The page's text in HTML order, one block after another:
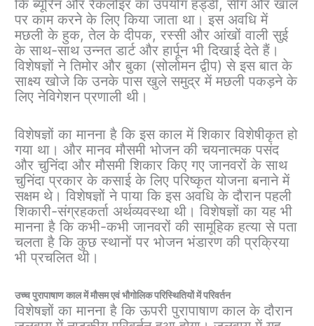
कि ब्यूरिन और रैकलोइर का उपयोग हड्डी, सींग और खाल
पर काम करने के लिए किया जाता था। इस अवधि में
मछली के हुक, तेल के दीपक, रस्सी और आंखों वाली सुई
के साथ-साथ उन्नत डार्ट और हार्पून भी दिखाई देते हैं।
विशेषज्ञों ने तिमोर और बुका (सोलोमन द्वीप) से इस बात के
साक्ष्य खोजे कि उनके पास खुले समुद्र में मछली पकड़ने के
लिए नेविगेशन प्रणाली थी।
विशेषज्ञों का मानना ​​है कि इस काल में शिकार विशेषीकृत हो
गया था। और मानव मौसमी भोजन की चयनात्मक पसंद
और चुनिंदा और मौसमी शिकार किए गए जानवरों के साथ
चुनिंदा प्रकार के कसाई के लिए परिष्कृत योजना बनाने में
सक्षम थे। विशेषज्ञों ने पाया कि इस अवधि के दौरान पहली
शिकारी-संग्रहकर्ता अर्थव्यवस्था थी। विशेषज्ञों का यह भी
मानना ​​है कि कभी-कभी जानवरों की सामूहिक हत्या से पता
चलता है कि कुछ स्थानों पर भोजन भंडारण की प्रक्रिया
भी प्रचलित थी।
उच्च पुरापाषाण काल ​​में मौसम एवं भौगोलिक परिस्थितियों में परिवर्तन
विशेषज्ञों का मानना ​​है कि ऊपरी पुरापाषाण काल ​​के दौरान